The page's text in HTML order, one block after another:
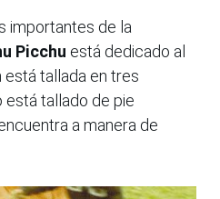
importantes de la
Picchu está dedicado al
está tallada en tres
está tallado de pie
a manera de